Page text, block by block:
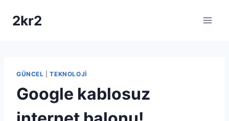
2kr2
GÜNCEL |TEKNOLOJI
Google kablosuz